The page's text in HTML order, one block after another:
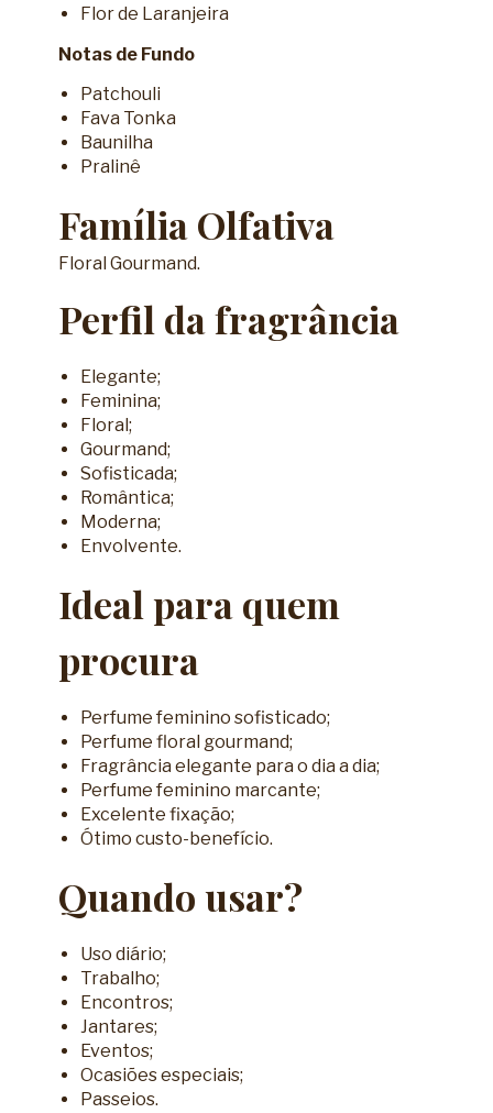
Flor de Laranjeira
Notas de Fundo
Patchouli
Fava Tonka
Baunilha
Pralinê
Família Olfativa
Floral Gourmand.
Perfil da fragrância
Elegante;
Feminina;
Floral;
Gourmand;
Sofisticada;
Romântica;
Moderna;
Envolvente.
Ideal para quem
procura
Perfume feminino sofisticado;
Perfume floral gourmand;
Fragrância elegante para o dia a dia;
Perfume feminino marcante;
Excelente fixação;
Ótimo custo-benefício.
Quando usar?
Uso diário;
Trabalho;
Encontros;
Jantares;
Eventos;
Ocasiões especiais;
Passeios.